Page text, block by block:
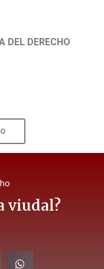
DEL DERECHO
viudal?